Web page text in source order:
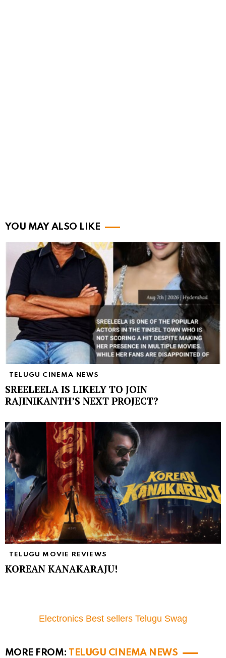
YOU MAY ALSO LIKE
TELUGU CINEMA NEWS
SREELEELA IS LIKELY TO JOIN
RAJINIKANTH’S NEXT PROJECT?
TELUGU MOVIE REVIEWS
KOREAN KANAKARAJU!
Electronics Best sellers Telugu Swag
MORE FROM: TELUGU CINEMA NEWS